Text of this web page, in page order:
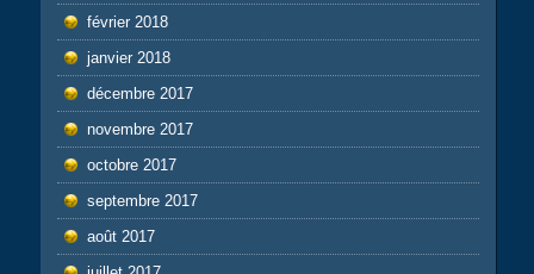
février 2018
janvier 2018
décembre 2017
novembre 2017
octobre 2017
septembre 2017
août 2017